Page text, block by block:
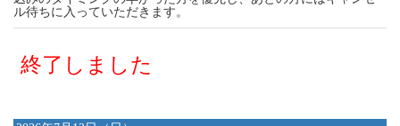
ル待ちに入っていただきます。
終了しました